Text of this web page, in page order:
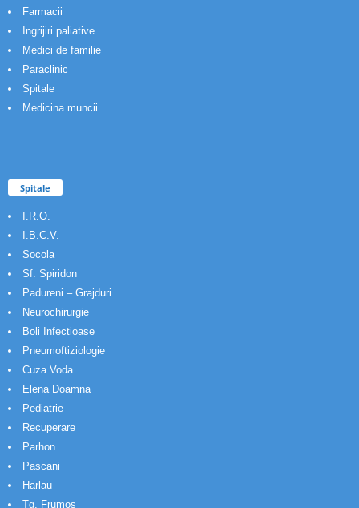
Farmacii
Ingrijiri paliative
Medici de familie
Paraclinic
Spitale
Medicina muncii
Spitale
I.R.O.
I.B.C.V.
Socola
Sf. Spiridon
Padureni – Grajduri
Neurochirurgie
Boli Infectioase
Pneumoftiziologie
Cuza Voda
Elena Doamna
Pediatrie
Recuperare
Parhon
Pascani
Harlau
Tg. Frumos